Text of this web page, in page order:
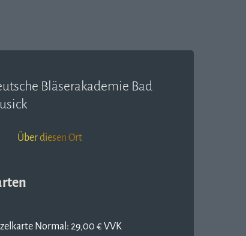
Bläserakademie Bad
Über diesen Ort
Normal: 29,00 € VVK